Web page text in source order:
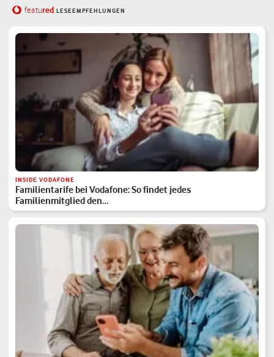
featured LESEEMPFEHLUNGEN
INSIDE VODAFONE
Familientarife bei Vodafone: So findet jedes
Familienmitglied den…